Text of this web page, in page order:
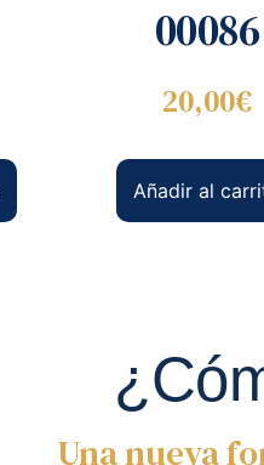
00086
20,00€
Añadir al
Una nueva